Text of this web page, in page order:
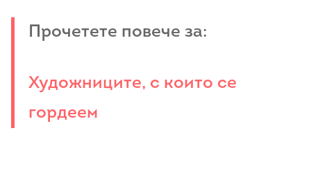
Прочетете повече за:
Художниците, с които се
гордеем